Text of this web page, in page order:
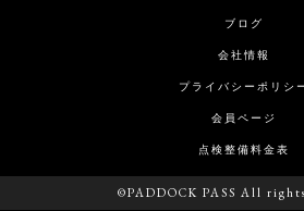
ブログ
会社情報
プライバシーポリシ
会員ページ
点検整備料金表
©PADDOCK PASS All